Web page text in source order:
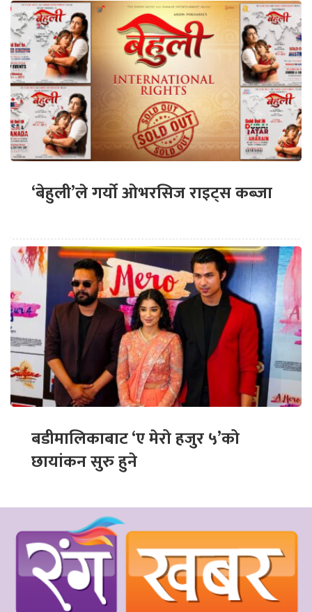
‘बेहुली’ले गर्यो ओभरसिज राइट्स कब्जा
बडीमालिकाबाट ‘ए मेरो हजुर ५’को
छायांकन सुरु हुने